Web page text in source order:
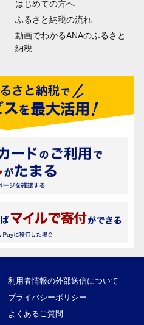
はじめての方へ
ふるさと納税の流れ
動画でわかるANAのふるさと
納税
利用者情報の外部送信について
プライバシーポリシー
よくあるご質問